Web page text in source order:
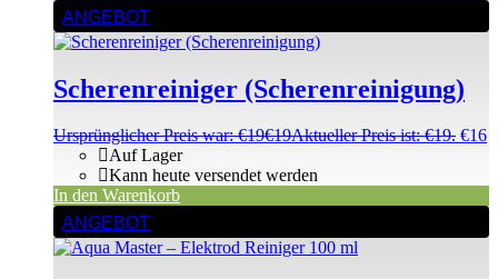
ANGEBOT
Scherenreiniger (Scherenreinigung)
Ursprünglicher Preis war: €19€19Aktueller Preis ist: €19. €16
Auf Lager
Kann heute versendet werden
In den Warenkorb
ANGEBOT